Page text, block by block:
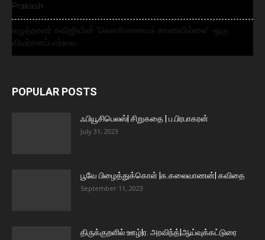
Prakash
எழுத்தாளர் கவிஜியின் ‘கௌசிகாவைக் காணவில்லை’ -ஒரு
விமர்சனப்பார்வை
POPULAR POSTS
ஃபியூசிபெலஸ்| சிறுகதை | ப.பிரபாகரன்
July 31, 2023
பூவே பிழைத்துக்கொள் |க.கலைவாணன்| கவிதை
September 11, 2023
திருக்குறளில் ஊழ்|ர. அரவிந்த்|ஆய்வுக்கட்டுரை